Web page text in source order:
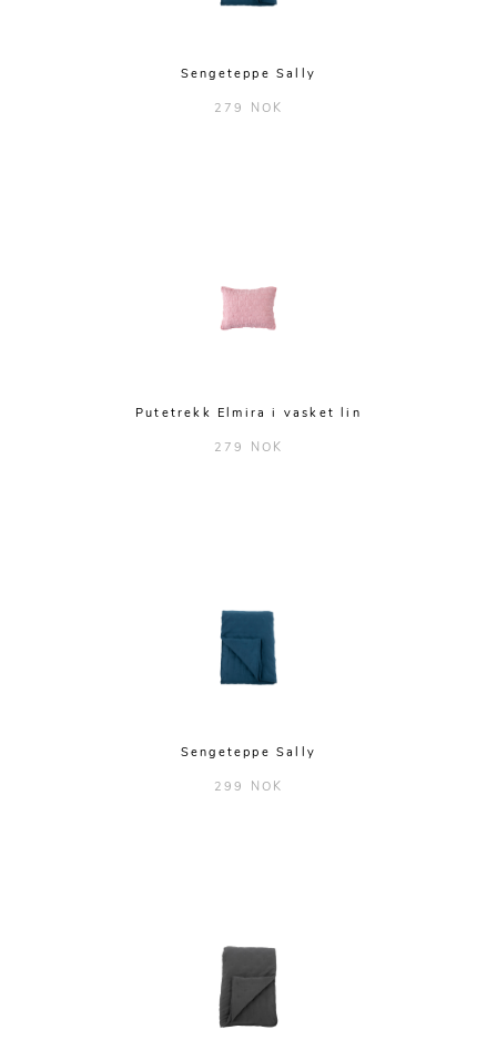
Sengeteppe Sally
279 NOK
Putetrekk Elmira i vasket lin
279 NOK
Sengeteppe Sally
299 NOK